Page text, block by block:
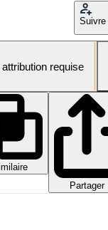
Suivre
requise
Partager